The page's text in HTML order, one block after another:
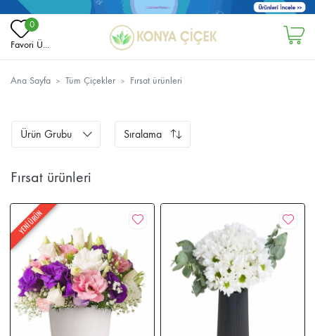
0
Favori Ü...
Ana Sayfa Tüm Çiçekler Fırsat ürünleri
Ürün Grubu Sıralama
Fırsat ürünleri
YENİ ÜRÜN